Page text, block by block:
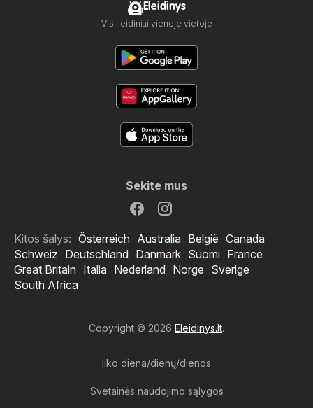
Eleidinys
Visi leidiniai vienoje vietoje
Sekite mus
Kitos šalys: Österreich Australia België Canada
Schweiz Deutschland Danmark Suomi France
Great Britain Italia Nederland Norge Sverige
South Africa
Copyright © 2026 Eleidinys.lt.
liko diena/dienų/dienos
Svetainės naudojimo sąlygos